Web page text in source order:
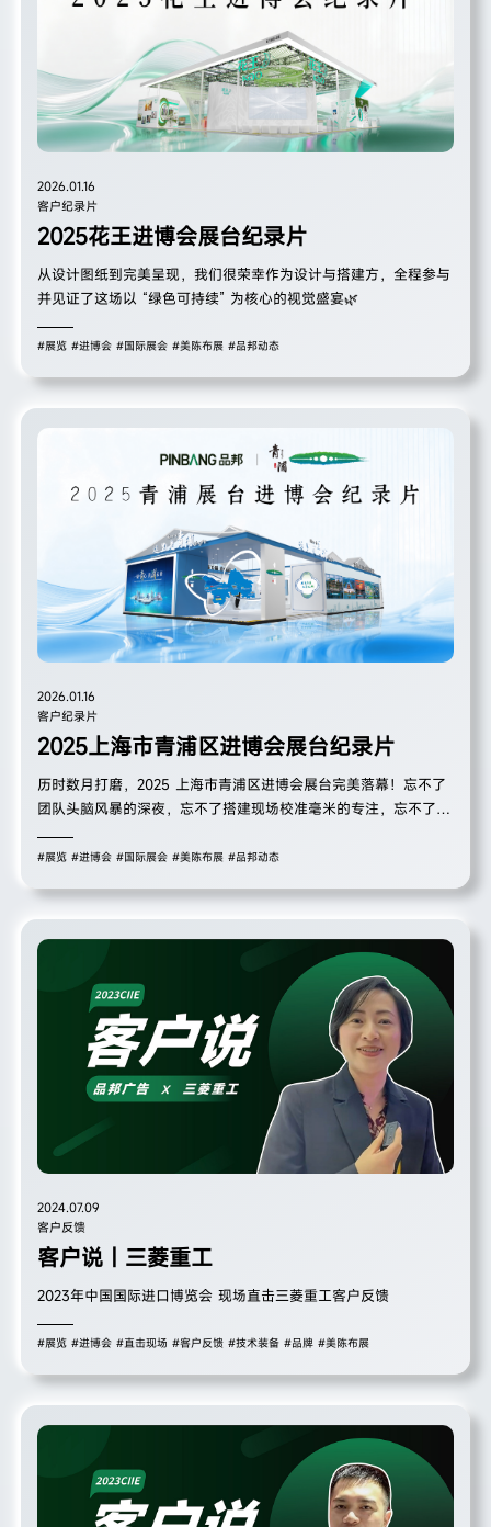
2026.01.16
客户纪录片
2025花王进博会展台纪录片
从设计图纸到完美呈现，我们很荣幸作为设计与搭建方，全程参与
并见证了这场以 “绿色可持续” 为核心的视觉盛宴🌿
#展览 #进博会 #国际展会 #美陈布展 #品邦动态
2026.01.16
客户纪录片
2025上海市青浦区进博会展台纪录片
历时数月打磨，2025 上海市青浦区进博会展台完美落幕！忘不了
团队头脑风暴的深夜，忘不了搭建现场校准毫米的专注，忘不了与
客户沟通需求的真诚。
#展览 #进博会 #国际展会 #美陈布展 #品邦动态
2024.07.09
客户反馈
客户说｜三菱重工
2023年中国国际进口博览会 现场直击三菱重工客户反馈
#展览 #进博会 #直击现场 #客户反馈 #技术装备 #品牌 #美陈布展